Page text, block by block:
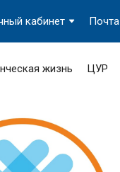
Почта
кабинет
жизнь ЦУР